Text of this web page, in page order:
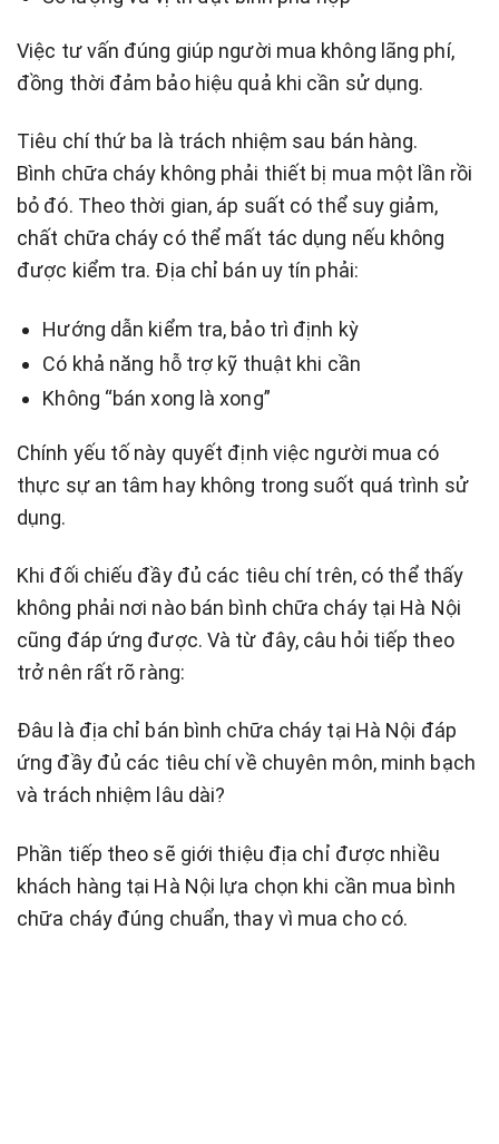
Việc tư vấn đúng giúp người mua không lãng phí,
đồng thời đảm bảo hiệu quả khi cần sử dụng.
Tiêu chí thứ ba là trách nhiệm sau bán hàng.
Bình chữa cháy không phải thiết bị mua một lần rồi
bỏ đó. Theo thời gian, áp suất có thể suy giảm,
chất chữa cháy có thể mất tác dụng nếu không
được kiểm tra. Địa chỉ bán uy tín phải:
Hướng dẫn kiểm tra, bảo trì định kỳ
Có khả năng hỗ trợ kỹ thuật khi cần
Không “bán xong là xong”
Chính yếu tố này quyết định việc người mua có
thực sự an tâm hay không trong suốt quá trình sử
dụng.
Khi đối chiếu đầy đủ các tiêu chí trên, có thể thấy
không phải nơi nào bán bình chữa cháy tại Hà Nội
cũng đáp ứng được. Và từ đây, câu hỏi tiếp theo
trở nên rất rõ ràng:
Đâu là địa chỉ bán bình chữa cháy tại Hà Nội đáp
ứng đầy đủ các tiêu chí về chuyên môn, minh bạch
và trách nhiệm lâu dài?
Phần tiếp theo sẽ giới thiệu địa chỉ được nhiều
khách hàng tại Hà Nội lựa chọn khi cần mua bình
chữa cháy đúng chuẩn, thay vì mua cho có.